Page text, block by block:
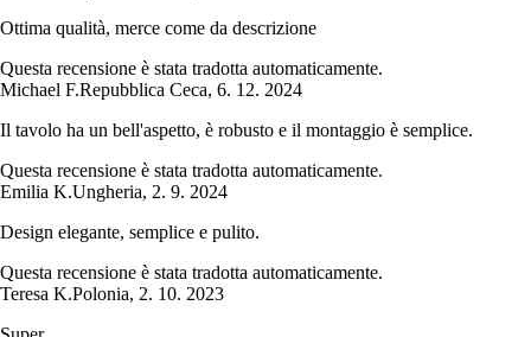
Ottima qualità, merce come da descrizione
Questa recensione è stata tradotta automaticamente.
Michael F.Repubblica Ceca, 6. 12. 2024
Il tavolo ha un bell'aspetto, è robusto e il montaggio è semplice.
Questa recensione è stata tradotta automaticamente.
Emilia K.Ungheria, 2. 9. 2024
Design elegante, semplice e pulito.
Questa recensione è stata tradotta automaticamente.
Teresa K.Polonia, 2. 10. 2023